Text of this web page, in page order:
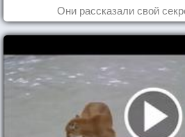
Они рассказали свой